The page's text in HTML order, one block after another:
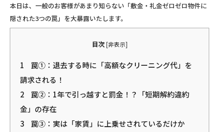
本日は、一般のお客様があまり知らない「敷金・礼金ゼロゼロ物件に
隠された3つの罠」を大暴露いたします。
目次 [非表示]
1
罠①：退去する時に「高額なクリーニング代」を
請求される！
2
罠②：1年で引っ越すと罰金！？「短期解約違約
金」の存在
3
罠③：実は「家賃」に上乗せされているだけか